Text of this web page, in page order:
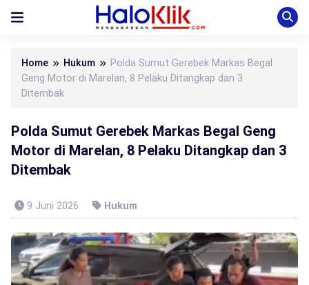
Home Hukum
Polda Sumut Gerebek Markas Begal
Geng Motor di Marelan, 8 Pelaku Ditangkap dan 3
Ditembak
Polda Sumut Gerebek Markas Begal Geng
Motor di Marelan, 8 Pelaku Ditangkap dan 3
Ditembak
9 Juni 2026 Hukum